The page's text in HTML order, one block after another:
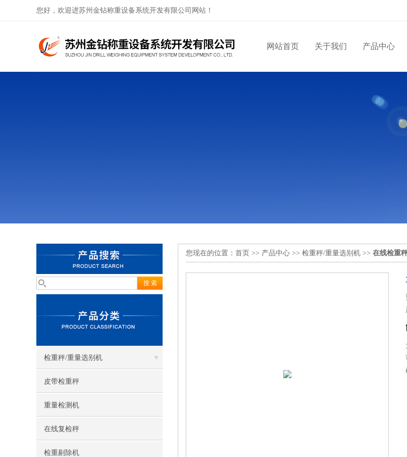
您好，欢迎进苏州金钻称重设备系统开发有限公司网站！
网站首页 关于我们 产品中心
检重秤/重量选别机
皮带检重秤
重量检测机
在线复检秤
检重剔除机
您现在的位置： 首页 >> 产品中心 >> 检重秤/重量选别机 >> 在线检重